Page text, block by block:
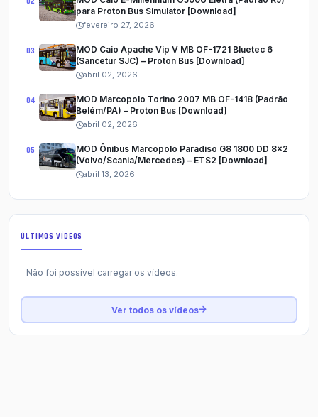
para Proton Bus Simulator [Download]
fevereiro 27, 2026
MOD Caio Apache Vip V MB OF-1721 Bluetec 6
(Sancetur SJC) – Proton Bus [Download]
abril 02, 2026
MOD Marcopolo Torino 2007 MB OF-1418 (Padrão
Belém/PA) – Proton Bus [Download]
abril 02, 2026
MOD Ônibus Marcopolo Paradiso G8 1800 DD 8x2
(Volvo/Scania/Mercedes) – ETS2 [Download]
abril 13, 2026
ÚLTIMOS VÍDEOS
Não foi possível carregar os vídeos.
Ver todos os vídeos